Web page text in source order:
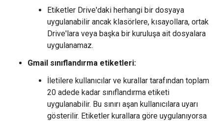
Etiketler Drive'daki herhangi bir dosyaya
uygulanabilir ancak klasörlere, kısayollara, ortak
Drive'lara veya başka bir kuruluşa ait dosyalara
uygulanamaz.
Gmail sınıflandırma etiketleri:
İletilere kullanıcılar ve kurallar tarafından toplam
20 adede kadar sınıflandırma etiketi
uygulanabilir. Bu sınırı aşan kullanıcılara uyarı
gösterilir. Etiketler kurallara göre uygulanıyorsa